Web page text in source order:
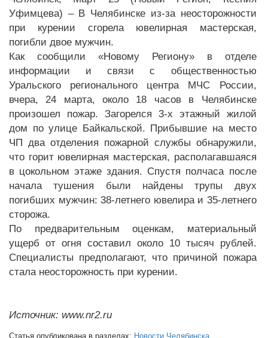
Уфимцева) – В Челябинске из-за неосторожности
при курении сгорела ювелирная мастерская,
погибли двое мужчин.
Как сообщили «Новому Региону» в отделе
информации и связи с общественностью
Уральского регионального центра МЧС России,
вчера, 24 марта, около 18 часов в Челябинске
произошел пожар. Загорелся 3-х этажный жилой
дом по улице Байкальской. Прибывшие на место
ЧП два отделения пожарной службы обнаружили,
что горит ювелирная мастерская, располагавшаяся
в цокольном этаже здания. Спустя полчаса после
начала тушения были найдены трупы двух
погибших мужчин: 38-летнего ювелира и 35-летнего
сторожа.
По предварительным оценкам, материальный
ущерб от огня составил около 10 тысяч рублей.
Специалисты предполагают, что причиной пожара
стала неосторожность при курении.
Источник: www.nr2.ru
Статья опубликована в разделах: Новости Челябинска